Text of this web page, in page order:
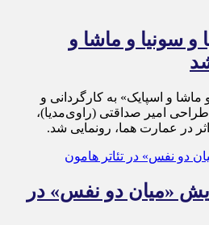
و سونیا و ماشا و
ماشا و اسپایک» به کارگردانی و
امیر صداقتی (راوی‌مدیا)،
در عمارت هما، رونمایی شد.
«میان دو نفس» در